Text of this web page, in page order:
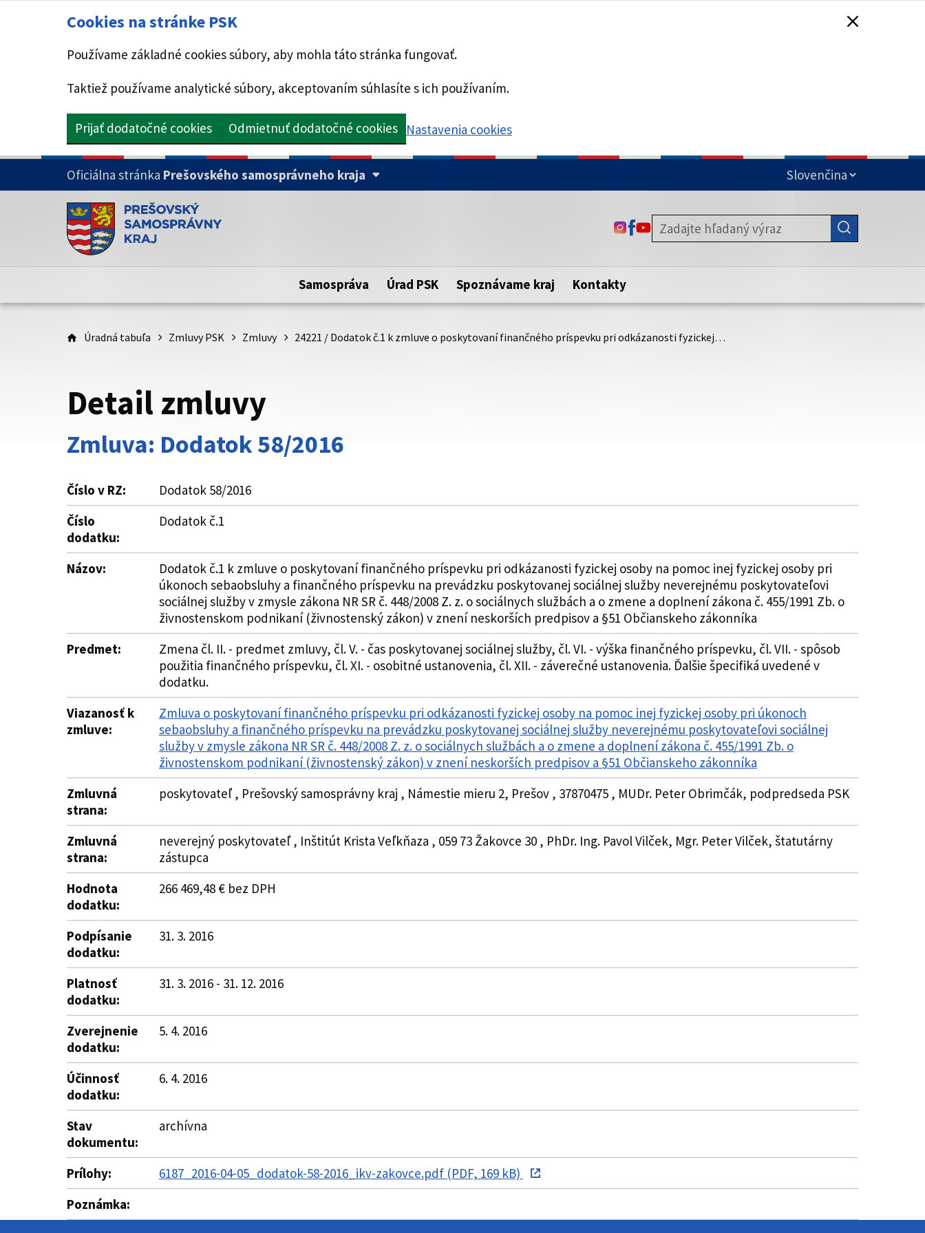
Cookies na stránke PSK
Používame základné cookies súbory, aby mohla táto stránka fungovať.
Taktiež používame analytické súbory, akceptovaním súhlasíte s ich používaním.
Prijať dodatočné cookies Odmietnuť dodatočné cookies Nastavenia cookies
PRESKOČIŤ NA HLAVNÝ OBSAH
Oficiálna stránka Prešovského samosprávneho kraja
Doména psk.sk je oficiálna
Toto je oficiálna webová stránka Prešovského samosprávneho kraja.
Táto stránka je zabezpečená
zabezpečenú webovú stránku. Zabezpečená stránka vždy začína
https:// pred názvom domény webového sídla.
ODKAZ SA OTVORÍ NA NOVEJ KARTE
ODKAZ SA OTVORÍ NA NOVEJ KARTE
ODKAZ SA OTVORÍ NA NOVEJ KARTE
Samospráva Úrad PSK Spoznávame kraj Kontakty
Úradná tabuľa Zmluvy PSK Zmluvy 24221 / Dodatok č.1 k zmluve o poskytovaní finančného príspevku pri odkázanosti fyzickej…
Detail zmluvy
Zmluva: Dodatok 58/2016
Číslo v RZ:
Dodatok 58/2016
Číslo
dodatku:
Dodatok č.1
Názov:
Dodatok č.1 k zmluve o poskytovaní finančného príspevku pri odkázanosti fyzickej osoby na pomoc inej fyzickej osoby pri
úkonoch sebaobsluhy a finančného príspevku na prevádzku poskytovanej sociálnej služby neverejnému poskytovateľovi
sociálnej služby v zmysle zákona NR SR č. 448/2008 Z. z. o sociálnych službách a o zmene a doplnení zákona č. 455/1991 Zb. o
živnostenskom podnikaní (živnostenský zákon) v znení neskorších predpisov a §51 Občianskeho zákonníka
Predmet:
Zmena čl. II. - predmet zmluvy, čl. V. - čas poskytovanej sociálnej služby, čl. VI. - výška finančného príspevku, čl. VII. - spôsob
použitia finančného príspevku, čl. XI. - osobitné ustanovenia, čl. XII. - záverečné ustanovenia. Ďalšie špecifiká uvedené v
dodatku.
Viazanosť k
zmluve:
Zmluva o poskytovaní finančného príspevku pri odkázanosti fyzickej osoby na pomoc inej fyzickej osoby pri úkonoch
sebaobsluhy a finančného príspevku na prevádzku poskytovanej sociálnej služby neverejnému poskytovateľovi sociálnej
služby v zmysle zákona NR SR č. 448/2008 Z. z. o sociálnych službách a o zmene a doplnení zákona č. 455/1991 Zb. o
živnostenskom podnikaní (živnostenský zákon) v znení neskorších predpisov a §51 Občianskeho zákonníka
Zmluvná
strana:
poskytovateľ , Prešovský samosprávny kraj , Námestie mieru 2, Prešov , 37870475 , MUDr. Peter Obrimčák, podpredseda PSK
Zmluvná
strana:
neverejný poskytovateľ , Inštitút Krista Veľkňaza , 059 73 Žakovce 30 , PhDr. Ing. Pavol Vilček, Mgr. Peter Vilček, štatutárny
zástupca
Hodnota
dodatku:
266 469,48 € bez DPH
Podpísanie
dodatku:
31. 3. 2016
Platnosť
dodatku:
31. 3. 2016 - 31. 12. 2016
Zverejnenie
dodatku:
5. 4. 2016
Účinnosť
dodatku:
6. 4. 2016
Stav
dokumentu:
archívna
Prílohy:
6187_2016-04-05_dodatok-58-2016_ikv-zakovce.pdf (PDF, 169 kB)
Poznámka: